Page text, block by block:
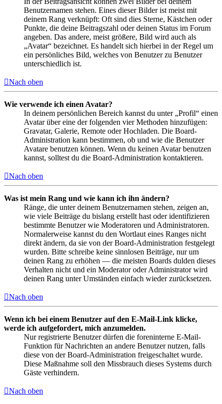
Benutzernamen stehen. Eines dieser Bilder ist meist mit
deinem Rang verknüpft: Oft sind dies Sterne, Kästchen oder
Punkte, die deine Beitragszahl oder deinen Status im Forum
angeben. Das andere, meist größere, Bild wird auch als
„Avatar“ bezeichnet. Es handelt sich hierbei in der Regel um
ein persönliches Bild, welches von Benutzer zu Benutzer
unterschiedlich ist.
Nach oben
Wie verwende ich einen Avatar?
In deinem persönlichen Bereich kannst du unter „Profil“ einen
Avatar über eine der folgenden vier Methoden hinzufügen:
Gravatar, Galerie, Remote oder Hochladen. Die Board-
Administration kann bestimmen, ob und wie die Benutzer
Avatare benutzen können. Wenn du keinen Avatar benutzen
kannst, solltest du die Board-Administration kontaktieren.
Nach oben
Was ist mein Rang und wie kann ich ihn ändern?
Ränge, die unter deinem Benutzernamen stehen, zeigen an,
wie viele Beiträge du bislang erstellt hast oder identifizieren
bestimmte Benutzer wie Moderatoren und Administratoren.
Normalerweise kannst du den Wortlaut eines Ranges nicht
direkt ändern, da sie von der Board-Administration festgelegt
wurden. Bitte schreibe keine sinnlosen Beiträge, nur um
deinen Rang zu erhöhen — die meisten Boards dulden dieses
Verhalten nicht und ein Moderator oder Administrator wird
deinen Rang unter Umständen einfach wieder zurücksetzen.
Nach oben
Wenn ich bei einem Benutzer auf den E-Mail-Link klicke,
werde ich aufgefordert, mich anzumelden.
Nur registrierte Benutzer dürfen die foreninterne E-Mail-
Funktion für Nachrichten an andere Benutzer nutzen, falls
diese von der Board-Administration freigeschaltet wurde.
Diese Maßnahme soll den Missbrauch dieses Systems durch
Gäste verhindern.
Nach oben